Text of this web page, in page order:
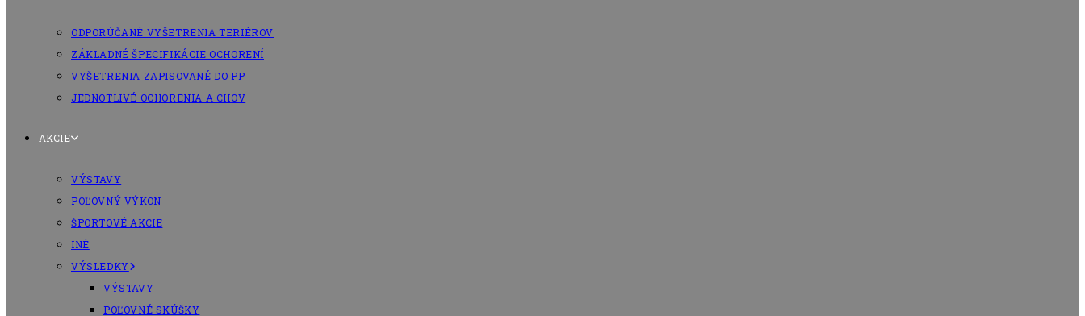
ODPORÚČANÉ VYŠETRENIA TERIÉROV
ZÁKLADNÉ ŠPECIFIKÁCIE OCHORENÍ
VYŠETRENIA ZAPISOVANÉ DO PP
JEDNOTLIVÉ OCHORENIA A CHOV
AKCIE
VÝSTAVY
POĽOVNÝ VÝKON
ŠPORTOVÉ AKCIE
INÉ
VÝSLEDKY
VÝSTAVY
POĽOVNÉ SKÚŠKY